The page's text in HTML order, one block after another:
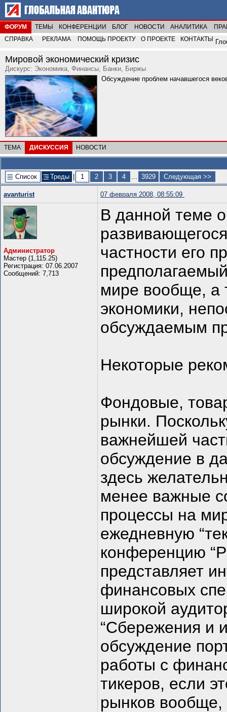
ФОРУМ ТЕМЫ КОНФЕРЕНЦИИ БЛОГ НОВОСТИ АНАЛИТИКА
СПРАВКА
РЕКЛАМА ПОМОЩЬ ПРОЕКТУ О ПРОЕКТЕ КОНТАКТЫ
Мировой экономический кризис
Дискурс: Экономика, Финансы, Банки, Биржы
Обсуждение проблем начавшегося
ТЕМА ДИСКУССИЯ НОВОСТИ
Список Треды 1 2 3 4 ... 3929 Следующая >>
avanturist 07 февраля 2008, 08:55:09
Администратор
Мастер (1,115.25)
Регистрация: 07.06.2007
Сообщений: 7,713
В данной теме
частности его
мире вообще, а
экономики,
обсуждаемым
Некоторые
Фондовые,
рынки.
важнейшей
обсуждение в
здесь
менее важные
процессы на
ежедневную
конференцию
представляет
финансовых
широкой
“Сбережения и
обсуждение
работы с
тикеров, если
рынков вообще,